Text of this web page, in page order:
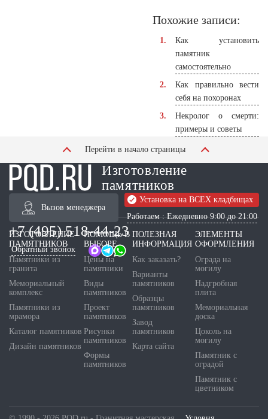
Похожие записи:
Как установить
памятник
самостоятельно
Как правильно вести
себя на похоронах
Некролог о смерти:
примеры и советы
Перейти в начало страницы
Изготовление
памятников
Вызов менеджера
Установка на ВСЕХ кладбищах
Работаем : Ежедневно 9:00 до 21:00
+7 (495) 518-44-23
Обратный звонок
ИЗГОТОВЛЕНИЕ
ПАМЯТНИКОВ
Памятники из
гранита
Мемориальный
комплекс
Памятники из
мрамора
Каталог памятников
Дизайн памятников
ПОМОЩЬ В
ВЫБОРЕ
Цены на
памятники
Виды
памятников
Проект
памятников
Рисунки
памятников
Формы
памятников
ПОЛЕЗНАЯ
ИНФОРМАЦИЯ
Как заказать?
Варианты
памятников
Образцы
памятников
Завод
памятников
Карта сайта
ЭЛЕМЕНТЫ
ОФОРМЛЕНИЯ
Ограда на
могилу
Надгробная
плита
Мемориальная
доска
Цоколь на
могилу
Памятник с
оградой
Памятник с
цветником